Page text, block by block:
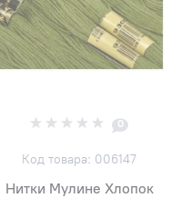
0
Код товара: 006147
Нитки Мулине Хлопок